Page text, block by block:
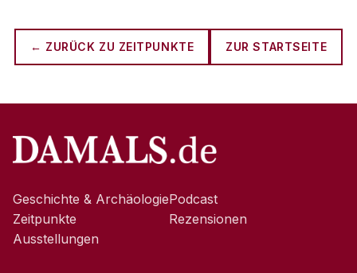
← ZURÜCK ZU ZEITPUNKTE ZUR STARTSEITE
Geschichte & Archäologie
Zeitpunkte
Ausstellungen
Podcast
Rezensionen